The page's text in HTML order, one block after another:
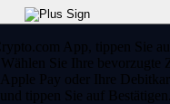
App, tippen Sie
Sie Ihre bevorzugte
Pay oder Ihre
tippen Sie auf Bestätigen.